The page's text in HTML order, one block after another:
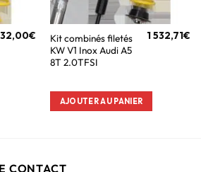
€
Kit combinés filetés
KW V1 Inox Audi A5
8T 2.0TFSI
1 532,71€
AJOUTER AU PANIER
CONTACT